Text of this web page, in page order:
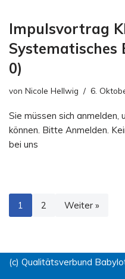
Impulsvortrag
Systematisches
0)
von Nicole Hellwig 6.
Sie müssen sich anmelden,
können. Bitte Anmelden.
bei uns
1 2 Weiter »
(c) Qualitätsverbund